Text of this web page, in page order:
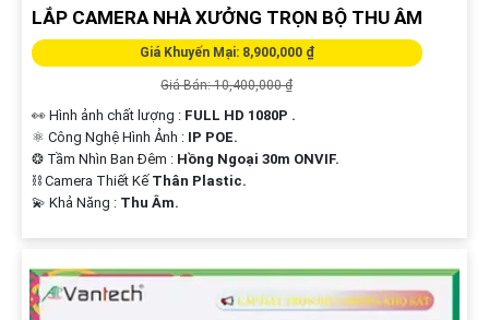
LẮP CAMERA NHÀ XƯỞNG TRỌN BỘ THU ÂM
Giá Khuyến Mại: 8,900,000 ₫
Giá Bán: 10,400,000 ₫
️
👀 Hình ảnh chất lượng : FULL HD 1080P .
⚛️ Công Nghệ Hình Ảnh : IP POE.
❂ Tầm Nhìn Ban Đêm : Hồng Ngoại 30m ONVIF.
⛓ Camera Thiết Kế Thân Plastic.
️💫 Khả Năng : Thu Âm.